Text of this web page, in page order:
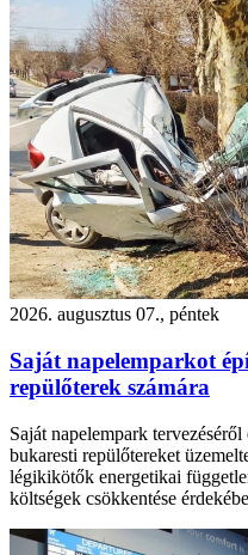
2026. augusztus 07., péntek
Saját napelemparkot
repülőterek számára
Saját napelempark
bukaresti repülőtereket
légikikötők energetikai
költségek csökkentése